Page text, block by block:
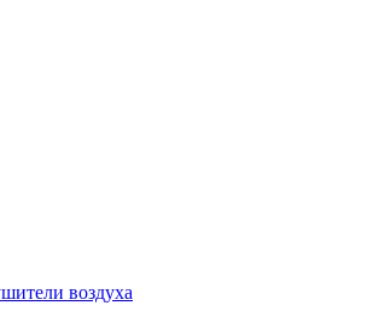
воздуха